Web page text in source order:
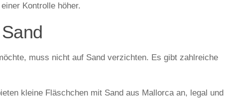
Kontrolle höher.
muss nicht auf Sand verzichten. Es gibt zahlreiche
kleine Fläschchen mit Sand aus Mallorca an, legal und